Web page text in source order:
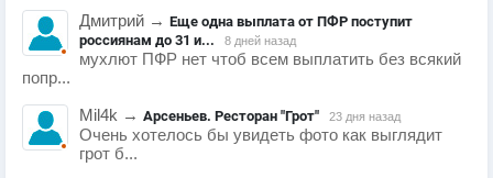
Дмитрий → Еще одна выплата от ПФР поступит
россиянам до 31 и...
8 дней назад
мухлют ПФР нет чтоб всем выплатить без всякий
попр...
Mil4k → Арсеньев. Ресторан "Грот" 23 дня назад
Очень хотелось бы увидеть фото как выглядит
грот б...